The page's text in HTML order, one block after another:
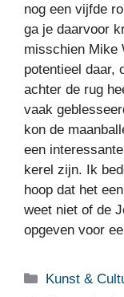
nog een vijfde
ga je daarvoor
misschien Mike
potentieel daar,
achter de rug
vaak
kon de
een
kerel zijn. Ik
hoop dat het
weet niet of de
opgeven voor
Categorieën
Kunst &